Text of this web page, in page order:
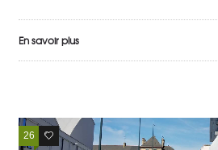
En savoir plus
26 8